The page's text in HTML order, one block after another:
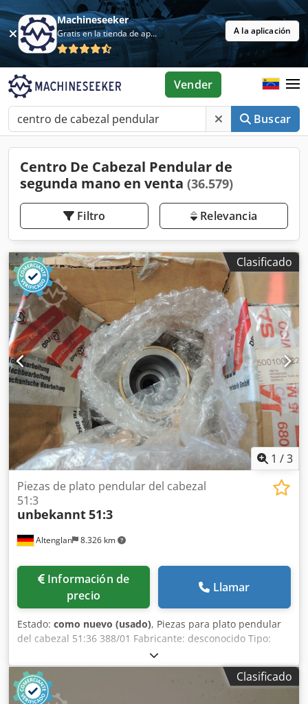
Machineseeker
Gratis en la tienda de aplicaciones A la aplicación
Buscar
Vender
Centro De Cabezal Pendular de
segunda mano en venta (36.579)
Filtro Relevancia
Clasificado
1 /3
Altenglan 8.326 km
Piezas de plato pendular del cabezal
51:3
unbekannt51:3
Información de
precio
Llamar
Estado: como nuevo (usado), Piezas para plato pendular
del cabezal 51:36 388/01 Fabricante: desconocido Tipo:
piezas para plato pendular del cabezal Descripción: piezas
para plato pendular del cabezal Crjdpfxsyrz Tnj Anvof
Relación de transmisión: 51:36 Referencia: 388/01 Número
de artículo: 156116 Número de pieza: 50010002252 Estado:
Clasificado